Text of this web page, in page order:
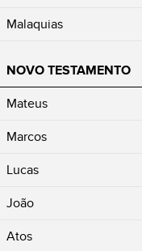
Malaquias
NOVO TESTAMENTO
Mateus
Marcos
Lucas
João
Atos